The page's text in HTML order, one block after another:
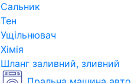
Сальник
Тен
Ущільнювач
Хімія
Шланг заливний, зливний